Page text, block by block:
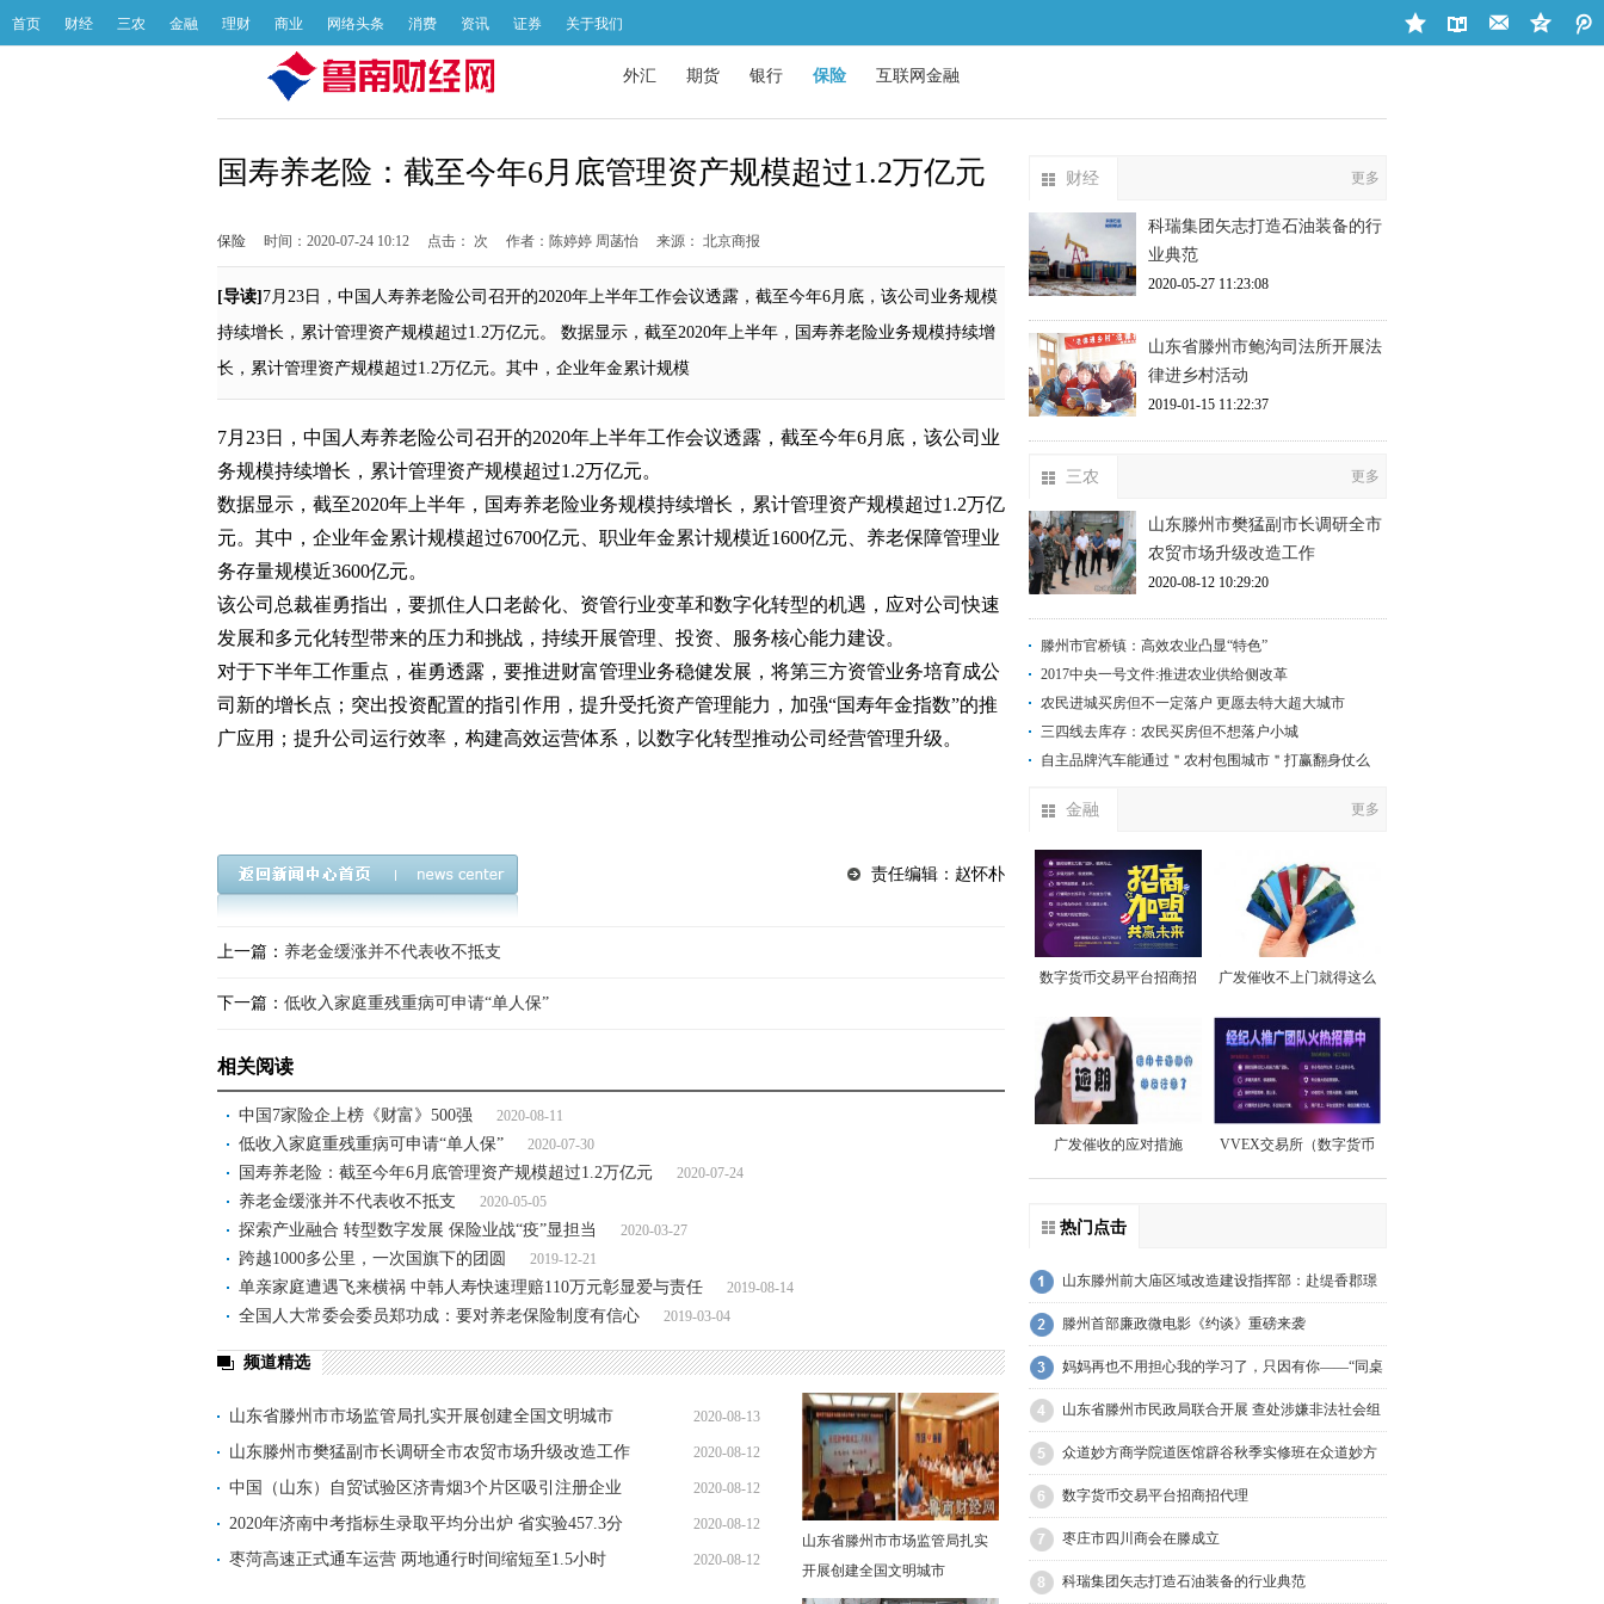
首页 财经 三农 金融 理财 商业 网络头条 消费 资讯 证券 关于我们
外汇 期货 银行 保险 互联网金融
国寿养老险：截至今年6月底管理资产规模超过1.2万亿元
保险 时间：2020-07-24 10:12 点击： 次 作者：陈婷婷 周菡怡 来源： 北京商报
[导读] 7月23日，中国人寿养老险公司召开的2020年上半年工作会议透露，截至今年6月底，该公司业务规模
持续增长，累计管理资产规模超过1.2万亿元。 数据显示，截至2020年上半年，国寿养老险业务规模持续增
长，累计管理资产规模超过1.2万亿元。其中，企业年金累计规模
7月23日，中国人寿养老险公司召开的2020年上半年工作会议透露，截至今年6月底，该公司业
务规模持续增长，累计管理资产规模超过1.2万亿元。
数据显示，截至2020年上半年，国寿养老险业务规模持续增长，累计管理资产规模超过1.2万亿
元。其中，企业年金累计规模超过6700亿元、职业年金累计规模近1600亿元、养老保障管理业
务存量规模近3600亿元。
该公司总裁崔勇指出，要抓住人口老龄化、资管行业变革和数字化转型的机遇，应对公司快速
发展和多元化转型带来的压力和挑战，持续开展管理、投资、服务核心能力建设。
对于下半年工作重点，崔勇透露，要推进财富管理业务稳健发展，将第三方资管业务培育成公
司新的增长点；突出投资配置的指引作用，提升受托资产管理能力，加强“国寿年金指数”的推
广应用；提升公司运行效率，构建高效运营体系，以数字化转型推动公司经营管理升级。
责任编辑：赵怀朴
上一篇： 养老金缓涨并不代表收不抵支
下一篇： 低收入家庭重残重病可申请“单人保”
相关阅读
中国7家险企上榜《财富》500强 2020-08-11
低收入家庭重残重病可申请“单人保” 2020-07-30
国寿养老险：截至今年6月底管理资产规模超过1.2万亿元 2020-07-24
养老金缓涨并不代表收不抵支 2020-05-05
探索产业融合 转型数字发展 保险业战“疫”显担当 2020-03-27
跨越1000多公里，一次国旗下的团圆 2019-12-21
单亲家庭遭遇飞来横祸 中韩人寿快速理赔110万元彰显爱与责任 2019-08-14
全国人大常委会委员郑功成：要对养老保险制度有信心 2019-03-04
频道精选
山东省滕州市市场监管局扎实开展创建全国文明城市 2020-08-13
09:06:24
山东滕州市樊猛副市长调研全市农贸市场升级改造工作 2020-08-12
10:29:20
中国（山东）自贸试验区济青烟3个片区吸引注册企业
2.2
2020-08-12
10:22:01
2020年济南中考指标生录取平均分出炉 省实验457.3分 2020-08-12
10:15:52
枣菏高速正式通车运营 两地通行时间缩短至1.5小时 2020-08-12
山东省滕州市市场监管局扎实
开展创建全国文明城市
财经 更多
科瑞集团矢志打造石油装备的行
业典范
2020-05-27 11:23:08
山东省滕州市鲍沟司法所开展法
律进乡村活动
2019-01-15 11:22:37
三农 更多
山东滕州市樊猛副市长调研全市
农贸市场升级改造工作
2020-08-12 10:29:20
滕州市官桥镇：高效农业凸显“特色”
2017中央一号文件:推进农业供给侧改革
农民进城买房但不一定落户 更愿去特大超大城市
三四线去库存：农民买房但不想落户小城
自主品牌汽车能通过＂农村包围城市＂打赢翻身仗么
金融 更多
数字货币交易平台招商招
代理
广发催收不上门就得这么
做
广发催收的应对措施 VVEX交易所（数字货币
热门点击
山东滕州前大庙区域改造建设指挥部：赴缇香郡璟
园调研回迁安置房屋规划建设情况
滕州首部廉政微电影《约谈》重磅来袭
妈妈再也不用担心我的学习了，只因有你——“同桌
100学习网”你好，我也好
山东省滕州市民政局联合开展 查处涉嫌非法社会组
织活动
众道妙方商学院道医馆辟谷秋季实修班在众道妙方
培训基地圆满结束
数字货币交易平台招商招代理
枣庄市四川商会在滕成立
科瑞集团矢志打造石油装备的行业典范